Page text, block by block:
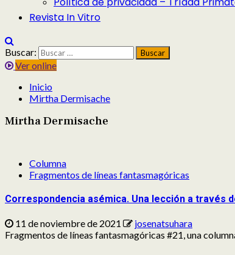
Revista In Vitro
Buscar:
Ver online
Inicio
Mirtha Dermisache
Mirtha Dermisache
Columna
Fragmentos de líneas fantasmagóricas
Correspondencia asémica. Una lección a través
11 de noviembre de 2021
josenatsuhara
Fragmentos de líneas fantasmagóricas #21, una